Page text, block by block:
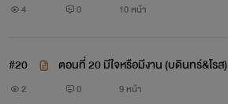
4 0 10 หน้า
#20 ตอนที่ 20 มีใจหรือมีงาน (บดินทร์&โรส)
2 0 9 หน้า